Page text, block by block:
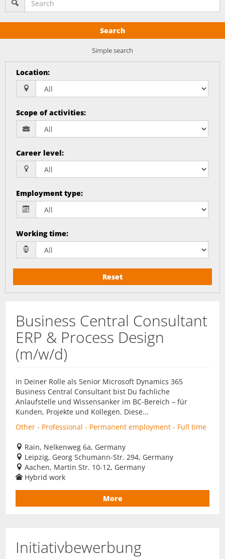
Search
Simple search
Location:
Scope of activities:
Career level:
Employment type:
Working time:
Reset
Business Central Consultant
ERP & Process Design
(m/w/d)
In Deiner Rolle als Senior Microsoft Dynamics 365
Business Central Consultant bist Du fachliche
Anlaufstelle und Wissensanker im BC-Bereich – für
Kunden, Projekte und Kollegen. Diese...
Other - Professional - Permanent employment - Full time
Rain, Nelkenweg 6a, Germany
Leipzig, Georg Schumann-Str. 294, Germany
Aachen, Martin Str. 10-12, Germany
Hybrid work
More
Initiativbewerbung